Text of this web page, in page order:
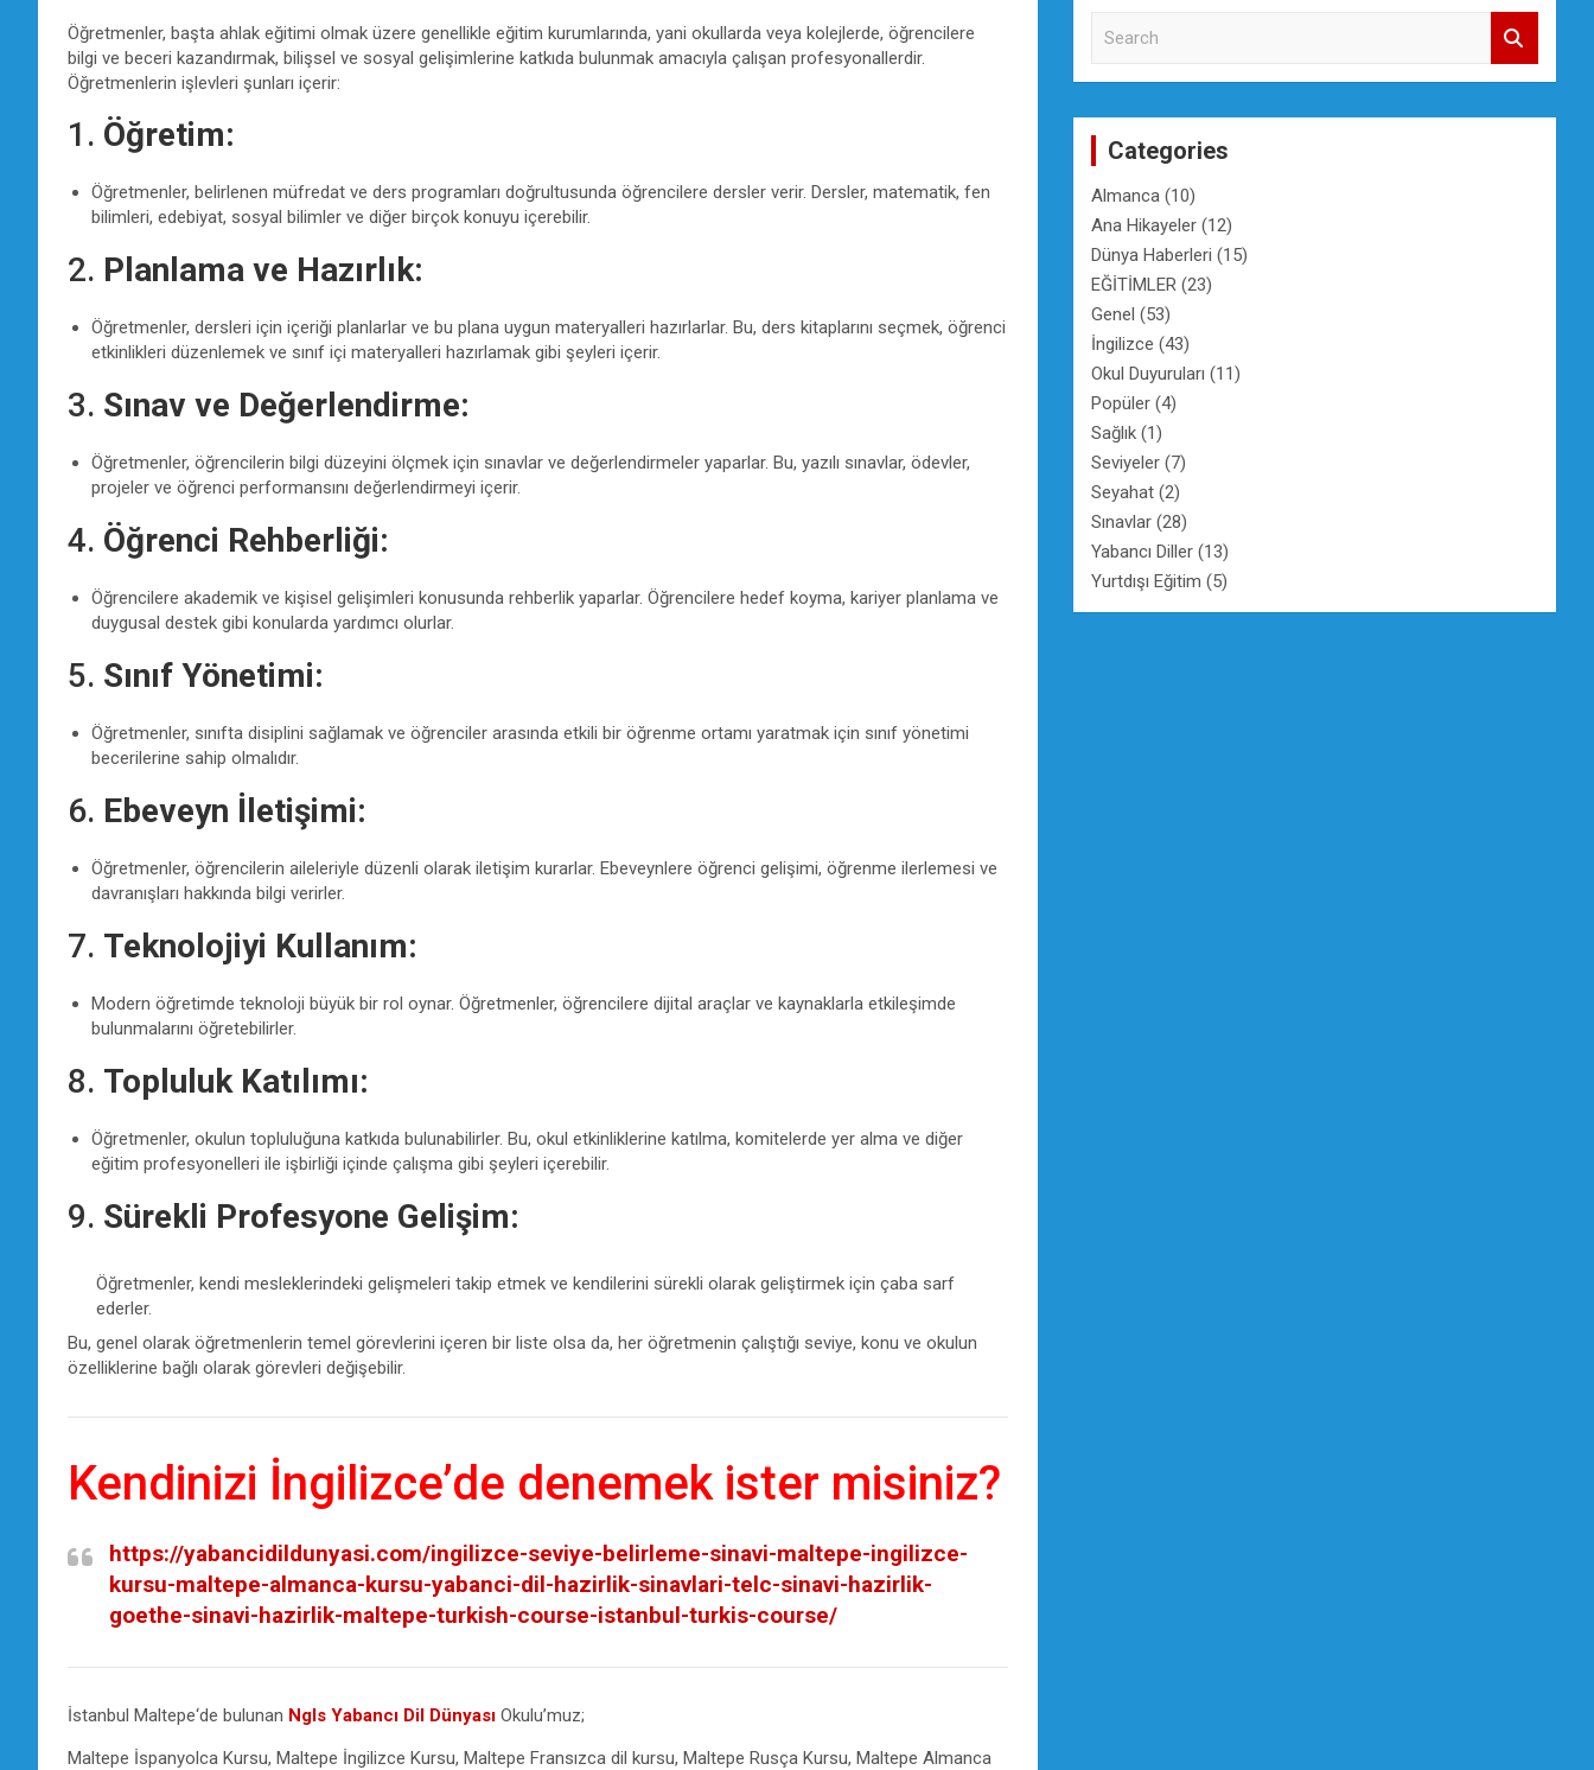
Öğretmenler, başta ahlak eğitimi olmak üzere genellikle eğitim kurumlarında, yani okullarda veya kolejlerde, öğrencilere
bilgi ve beceri kazandırmak, bilişsel ve sosyal gelişimlerine katkıda bulunmak amacıyla çalışan profesyonallerdir.
Öğretmenlerin işlevleri şunları içerir:
1. Öğretim:
Öğretmenler, belirlenen müfredat ve ders programları doğrultusunda öğrencilere dersler verir. Dersler, matematik, fen
bilimleri, edebiyat, sosyal bilimler ve diğer birçok konuyu içerebilir.
2. Planlama ve Hazırlık:
Öğretmenler, dersleri için içeriği planlarlar ve bu plana uygun materyalleri hazırlarlar. Bu, ders kitaplarını seçmek, öğrenci
etkinlikleri düzenlemek ve sınıf içi materyalleri hazırlamak gibi şeyleri içerir.
3. Sınav ve Değerlendirme:
Öğretmenler, öğrencilerin bilgi düzeyini ölçmek için sınavlar ve değerlendirmeler yaparlar. Bu, yazılı sınavlar, ödevler,
projeler ve öğrenci performansını değerlendirmeyi içerir.
4. Öğrenci Rehberliği:
Öğrencilere akademik ve kişisel gelişimleri konusunda rehberlik yaparlar. Öğrencilere hedef koyma, kariyer planlama ve
duygusal destek gibi konularda yardımcı olurlar.
5. Sınıf Yönetimi:
Öğretmenler, sınıfta disiplini sağlamak ve öğrenciler arasında etkili bir öğrenme ortamı yaratmak için sınıf yönetimi
becerilerine sahip olmalıdır.
6. Ebeveyn İletişimi:
Öğretmenler, öğrencilerin aileleriyle düzenli olarak iletişim kurarlar. Ebeveynlere öğrenci gelişimi, öğrenme ilerlemesi ve
davranışları hakkında bilgi verirler.
7. Teknolojiyi Kullanım:
Modern öğretimde teknoloji büyük bir rol oynar. Öğretmenler, öğrencilere dijital araçlar ve kaynaklarla etkileşimde
bulunmalarını öğretebilirler.
8. Topluluk Katılımı:
Öğretmenler, okulun topluluğuna katkıda bulunabilirler. Bu, okul etkinliklerine katılma, komitelerde yer alma ve diğer
eğitim profesyonelleri ile işbirliği içinde çalışma gibi şeyleri içerebilir.
9. Sürekli Profesyone Gelişim:
Öğretmenler, kendi mesleklerindeki gelişmeleri takip etmek ve kendilerini sürekli olarak geliştirmek için çaba sarf
ederler.
Bu, genel olarak öğretmenlerin temel görevlerini içeren bir liste olsa da, her öğretmenin çalıştığı seviye, konu ve okulun
özelliklerine bağlı olarak görevleri değişebilir.
Kendinizi İngilizce’de denemek ister misiniz?
https://yabancidildunyasi.com/ingilizce-seviye-belirleme-sinavi-maltepe-ingilizce-
kursu-maltepe-almanca-kursu-yabanci-dil-hazirlik-sinavlari-telc-sinavi-hazirlik-
goethe-sinavi-hazirlik-maltepe-turkish-course-istanbul-turkis-course/
İstanbul Maltepe‘de bulunan Ngls Yabancı Dil Dünyası Okulu’muz;
Maltepe İspanyolca Kursu, Maltepe İngilizce Kursu, Maltepe Fransızca dil kursu, Maltepe Rusça Kursu, Maltepe Almanca
c
Categories
Almanca (10)
Ana Hikayeler (12)
Dünya Haberleri (15)
EĞİTİMLER (23)
Genel (53)
İngilizce (43)
Okul Duyuruları (11)
Popüler (4)
Sağlık (1)
Seviyeler (7)
Seyahat (2)
Sınavlar (28)
Yabancı Diller (13)
Yurtdışı Eğitim (5)